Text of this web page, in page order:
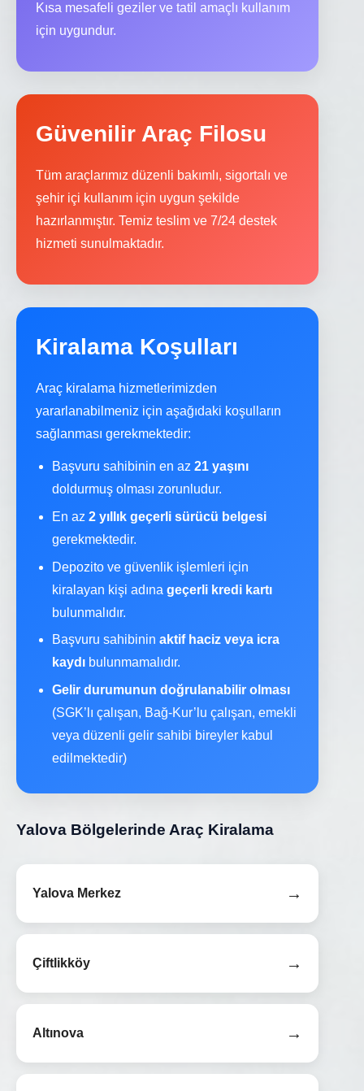
Kısa mesafeli geziler ve tatil amaçlı kullanım
için uygundur.
Güvenilir Araç Filosu
Tüm araçlarımız düzenli bakımlı, sigortalı ve
şehir içi kullanım için uygun şekilde
hazırlanmıştır. Temiz teslim ve 7/24 destek
hizmeti sunulmaktadır.
Kiralama Koşulları
Araç kiralama hizmetlerimizden
yararlanabilmeniz için aşağıdaki koşulların
sağlanması gerekmektedir:
Başvuru sahibinin en az 21 yaşını
doldurmuş olması zorunludur.
En az 2 yıllık geçerli sürücü belgesi
gerekmektedir.
Depozito ve güvenlik işlemleri için
kiralayan kişi adına geçerli kredi kartı
bulunmalıdır.
Başvuru sahibinin aktif haciz veya icra
kaydı bulunmamalıdır.
Gelir durumunun doğrulanabilir olması
(SGK’lı çalışan, Bağ-Kur’lu çalışan, emekli
veya düzenli gelir sahibi bireyler kabul
edilmektedir)
Yalova Bölgelerinde Araç Kiralama
Yalova Merkez →
Çiftlikköy →
Altınova →